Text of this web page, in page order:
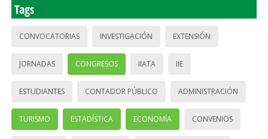
Tags
CONVOCATORIAS INVESTIGACIÓN EXTENSIÓN
JORNADAS CONGRESOS IIATA IIE
ESTUDIANTES CONTADOR PÚBLICO ADMINISTRACIÓN
TURISMO ESTADÍSTICA ECONOMÍA CONVENIOS